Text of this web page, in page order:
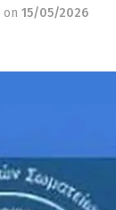
on 15/05/2026